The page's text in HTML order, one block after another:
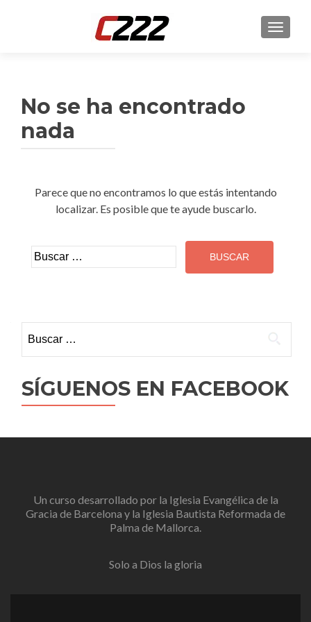
No se ha encontrado
nada
Parece que no encontramos lo que estás intentando
localizar. Es posible que te ayude buscarlo.
Buscar:
SÍGUENOS EN FACEBOOK
Un curso desarrollado por la Iglesia Evangélica de la
Gracia de Barcelona y la Iglesia Bautista Reformada de
Palma de Mallorca.
Solo a Dios la gloria